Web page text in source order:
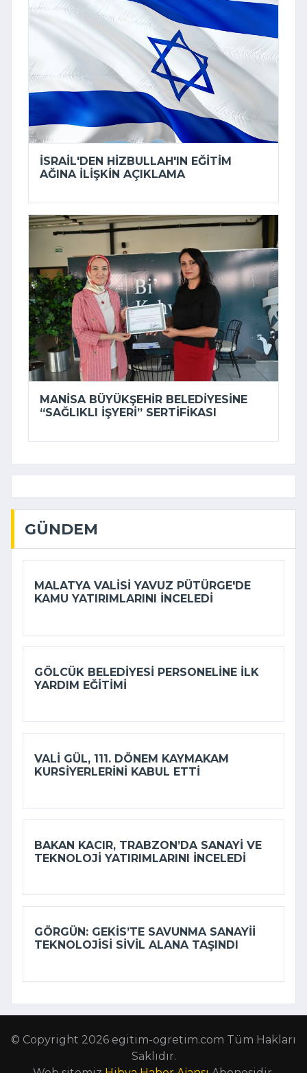
İSRAIL'DEN HIZBULLAH'IN EĞITIM
AĞINA ILIŞKIN AÇIKLAMA
MANISA BÜYÜKŞEHIR BELEDIYESINE
“SAĞLIKLI İŞYERI” SERTIFIKASI
GÜNDEM
MALATYA VALISI YAVUZ PÜTÜRGE'DE
KAMU YATIRIMLARINI INCELEDI
GÖLCÜK BELEDIYESI PERSONELINE ILK
YARDIM EĞITIMI
VALI GÜL, 111. DÖNEM KAYMAKAM
KURSIYERLERINI KABUL ETTI
BAKAN KACIR, TRABZON’DA SANAYI VE
TEKNOLOJI YATIRIMLARINI INCELEDI
GÖRGÜN: GEKİS’TE SAVUNMA SANAYII
TEKNOLOJISI SIVIL ALANA TAŞINDI
© Copyright 2026 egitim-ogretim.com Tüm Hakları
Saklıdır.